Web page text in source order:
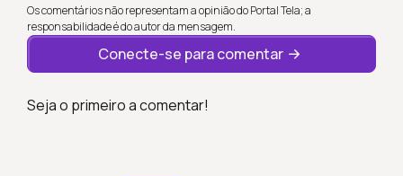
Os comentários não representam a opinião do Portal Tela; a
responsabilidade é do autor da mensagem.
Conecte-se para comentar
Seja o primeiro a comentar!